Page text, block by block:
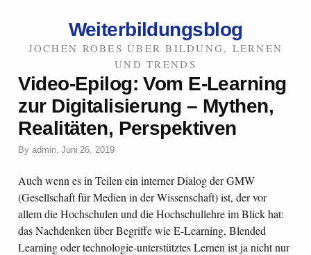
Weiterbildungsblog
JOCHEN ROBES ÜBER BILDUNG, LERNEN
UND TRENDS
Video-Epilog: Vom E-Learning
zur Digitalisierung – Mythen,
Realitäten, Perspektiven
By admin,Juni 26, 2019
Auch wenn es in Teilen ein interner Dialog der GMW
(Gesellschaft für Medien in der Wissenschaft) ist, der vor
allem die Hochschulen und die Hochschullehre im Blick hat:
das Nachdenken über Begriffe wie E-Learning, Blended
Learning oder technologie-unterstütztes Lernen ist ja nicht nur